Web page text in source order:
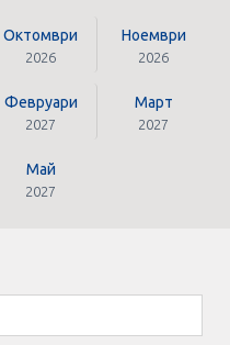
Октомври
2026
Ноември
2026
Февруари
2027
Март
2027
Май
2027